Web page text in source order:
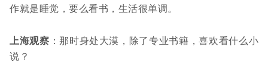
作就是睡觉，要么看书，生活很单调。
上海观察 ：那时身处大漠，除了专业书籍，喜欢看什么小
说？